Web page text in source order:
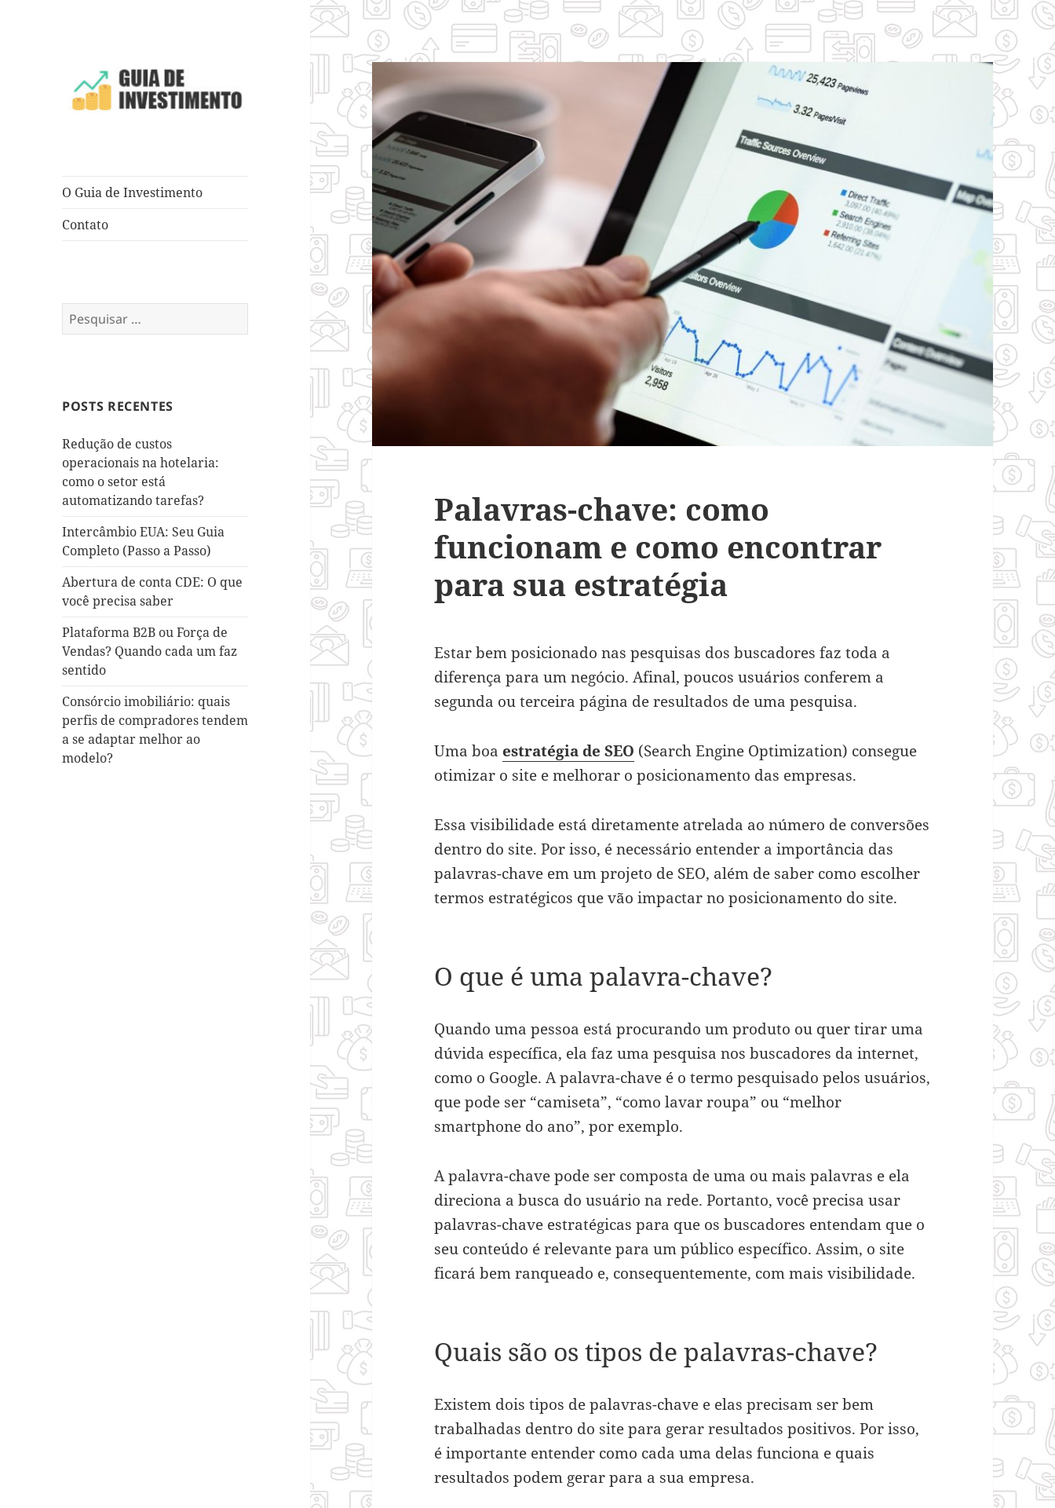
O Guia de Investimento
Contato
Pesquisar
por:
POSTS RECENTES
Redução de custos
operacionais na hotelaria:
como o setor está
automatizando tarefas?
Intercâmbio EUA: Seu Guia
Completo (Passo a Passo)
Abertura de conta CDE: O que
você precisa saber
Plataforma B2B ou Força de
Vendas? Quando cada um faz
sentido
Consórcio imobiliário: quais
perfis de compradores tendem
a se adaptar melhor ao
modelo?
Palavras-chave: como
funcionam e como encontrar
para sua estratégia
Estar bem posicionado nas pesquisas dos buscadores faz toda a
diferença para um negócio. Afinal, poucos usuários conferem a
segunda ou terceira página de resultados de uma pesquisa.
Uma boa estratégia de SEO (Search Engine Optimization) consegue
otimizar o site e melhorar o posicionamento das empresas.
Essa visibilidade está diretamente atrelada ao número de conversões
dentro do site. Por isso, é necessário entender a importância das
palavras-chave em um projeto de SEO, além de saber como escolher
termos estratégicos que vão impactar no posicionamento do site.
O que é uma palavra-chave?
Quando uma pessoa está procurando um produto ou quer tirar uma
dúvida específica, ela faz uma pesquisa nos buscadores da internet,
como o Google. A palavra-chave é o termo pesquisado pelos usuários,
que pode ser “camiseta”, “como lavar roupa” ou “melhor
smartphone do ano”, por exemplo.
A palavra-chave pode ser composta de uma ou mais palavras e ela
direciona a busca do usuário na rede. Portanto, você precisa usar
palavras-chave estratégicas para que os buscadores entendam que o
seu conteúdo é relevante para um público específico. Assim, o site
ficará bem ranqueado e, consequentemente, com mais visibilidade.
Quais são os tipos de palavras-chave?
Existem dois tipos de palavras-chave e elas precisam ser bem
trabalhadas dentro do site para gerar resultados positivos. Por isso,
é importante entender como cada uma delas funciona e quais
resultados podem gerar para a sua empresa.